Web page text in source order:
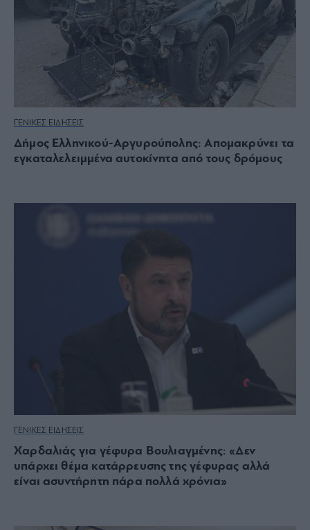
ΓΕΝΙΚΕΣ ΕΙΔΗΣΕΙΣ
Δήμος Ελληνικού-Αργυρούπολης: Απομακρύνει τα
εγκαταλελειμμένα αυτοκίνητα από τους δρόμους
ΓΕΝΙΚΕΣ ΕΙΔΗΣΕΙΣ
Χαρδαλιάς για γέφυρα Βουλιαγμένης: «Δεν
υπάρχει θέμα κατάρρευσης της γέφυρας αλλά
είναι ασυντήρητη πάρα πολλά χρόνια»